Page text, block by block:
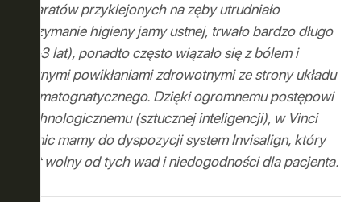
aparatów przyklejonych na zęby utrudniało
utrzymanie higieny jamy ustnej, trwało bardzo długo
(2–3 lat), ponadto często wiązało się z bólem i
licznymi powikłaniami zdrowotnymi ze strony układu
stomatognatycznego. Dzięki ogromnemu postępowi
technologicznemu (sztucznej inteligencji), w Vinci
Clinic mamy do dyspozycji system Invisalign, który
jest wolny od tych wad i niedogodności dla pacjenta.